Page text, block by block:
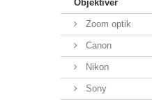
Objektiver
Zoom optik
Canon
Nikon
Sony